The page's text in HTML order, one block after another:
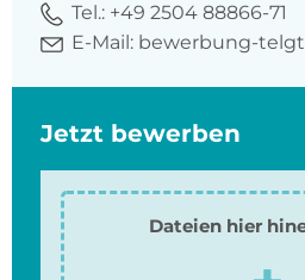
Tel.: +49 2504 88866-71
E-Mail: bewerbung-
Jetzt bewerben
Dateien hier